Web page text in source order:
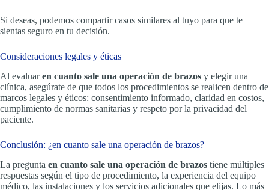
Si deseas, podemos compartir casos similares al tuyo para que te
sientas seguro en tu decisión.
Consideraciones legales y éticas
Al evaluaren cuanto sale una operación de brazos y elegir una
clínica, asegúrate de que todos los procedimientos se realicen dentro de
marcos legales y éticos: consentimiento informado, claridad en costos,
cumplimiento de normas sanitarias y respeto por la privacidad del
paciente.
Conclusión: ¿en cuanto sale una operación de brazos?
La pregunta en cuanto sale una operación de brazos tiene múltiples
respuestas según el tipo de procedimiento, la experiencia del equipo
médico, las instalaciones y los servicios adicionales que elijas. Lo más